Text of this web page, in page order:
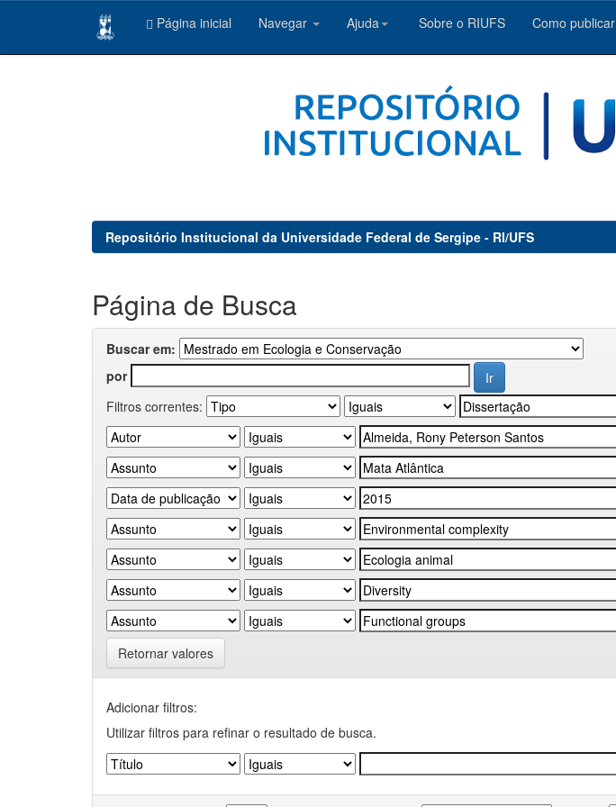
Página inicial Navegar Ajuda Sobre o RIUFS Como publicar
Repositório Institucional da Universidade Federal de Sergipe - RI/UFS
Página de Busca
Buscar em:
por
Filtros correntes:
Retornar valores
Adicionar filtros:
Utilizar filtros para refinar o resultado de busca.